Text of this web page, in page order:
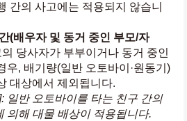
간의 사고에는 적용되지 않습니
(배우자 및 동거 중인 부모/자
당사자가 부부이거나 동거 중인
우, 배기량(일반 오토바이·원동기)
대상에서 제외됩니다.
일반 오토바이를 타는 친구 간의
의해 대물 배상이 적용됩니다.